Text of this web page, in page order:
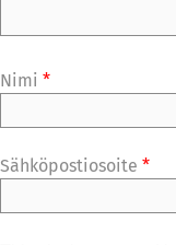
Nimi *
Sähköpostiosoite *